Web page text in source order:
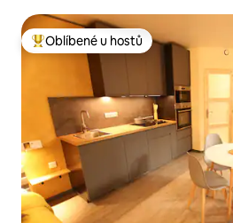
Nejlepší v kategorii Oblíbené u hostů
Oblíbené u hostů